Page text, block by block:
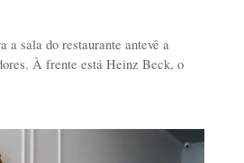
a sala do restaurante antevê a
À frente está Heinz Beck, o